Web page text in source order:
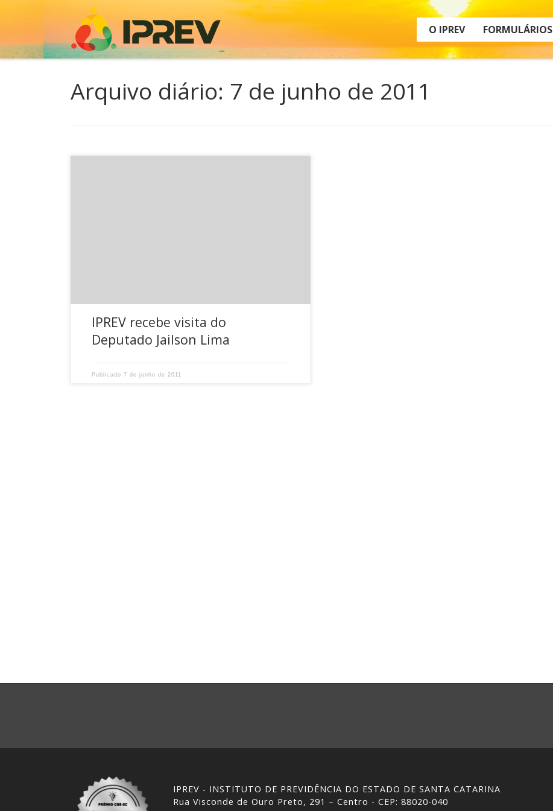
Skip to content
O IPREV FORMULÁRIOS
Arquivo diário: 7 de junho de 2011
IPREV recebe visita do
Deputado Jailson Lima
Publicado7 de junho de 2011
IPREV - INSTITUTO DE PREVIDÊNCIA DO ESTADO DE SANTA CATARINA
Rua Visconde de Ouro Preto, 291 – Centro - CEP: 88020-040